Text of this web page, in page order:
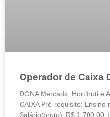
Operador de Caixa
DONA Mercado, Hortifruti e
CAIXA Pré-requisito: Ensino
Salário(bruto): R$ 1.700,00